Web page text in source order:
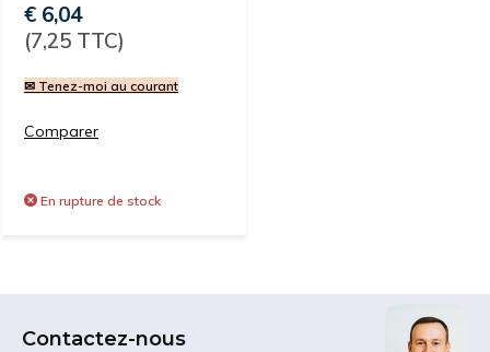
€ 6,04
(7,25 TTC)
✉ Tenez-moi au courant
Comparer
En rupture de stock
Contactez-nous